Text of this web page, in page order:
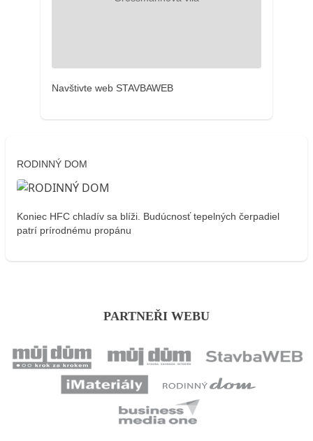
Navštivte web STAVBAWEB
RODINNÝ DOM
Koniec HFC chladív sa blíži. Budúcnosť tepelných čerpadiel
patrí prírodnému propánu
PARTNEŘI WEBU